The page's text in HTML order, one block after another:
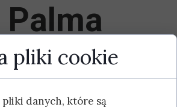
Palma
a"
pliki cookie
pliki danych, które są